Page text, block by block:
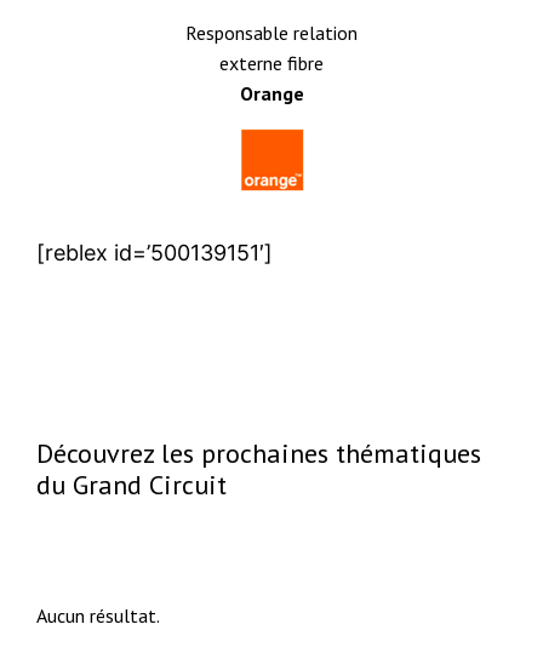
Responsable relation
externe fibre
Orange
[reblex id=’500139151′]
Découvrez les prochaines thématiques
du Grand Circuit
Aucun résultat.